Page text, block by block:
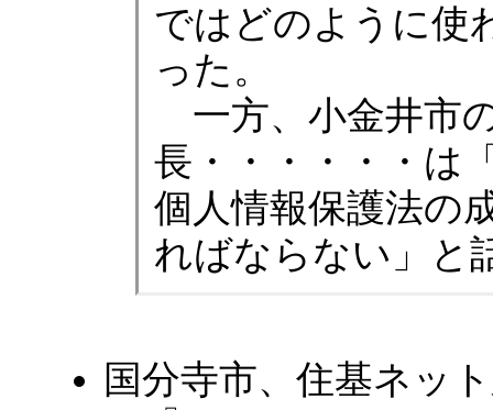
ではどのように使
った。
一方、小金井市
長・・・・・・は
個人情報保護法の
ればならない」と
国分寺市、住基ネッ